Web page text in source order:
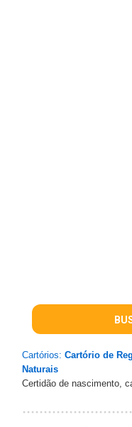
Cartórios: Cartório de
Naturais
Certidão de nascimento,